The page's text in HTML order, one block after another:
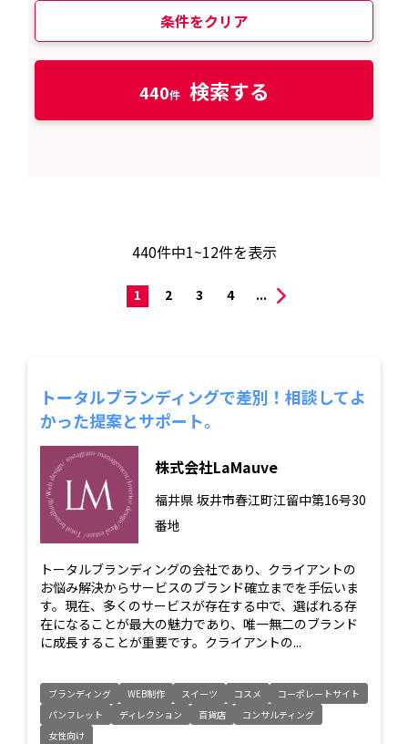
条件をクリア
440 検索する
440件中1~12件を表示
1 2 3 4 ...
トータルブランディングで差別！相談してよ
かった提案とサポート。
株式会社LaMauve
福井県 坂井市春江町江留中第16号30
番地
トータルブランディングの会社であり、クライアントの
お悩み解決からサービスのブランド確立までを手伝いま
す。現在、多くのサービスが存在する中で、選ばれる存
在になることが最大の魅力であり、唯一無二のブランド
に成長することが重要です。クライアントの...
ブランディング WEB制作 スイーツ コスメ
コーポレートサイト
パンフレット
ディレクション 百貨店
コンサルティング
女性向け